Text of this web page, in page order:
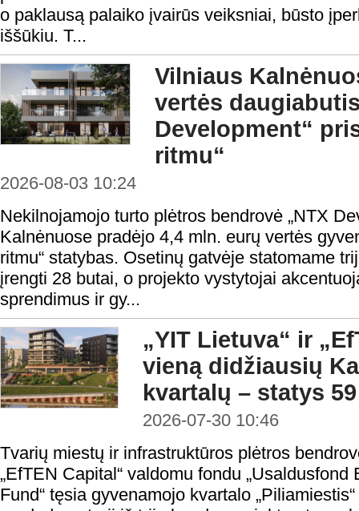
o paklausą palaiko įvairūs veiksniai, būsto
iššūkiu. T...
Vilniaus
vertės
Development“
ritmu“
2026-08-03 10:24
Nekilnojamojo turto plėtros bendrovė „NTX
Kalnėnuose pradėjo 4,4 mln. eurų vertės
ritmu“ statybas. Osetinų gatvėje statomame
įrengti 28 butai, o projekto vystytojai
sprendimus ir gy...
„YIT Lietuva“ ir
vieną didžiausių
kvartalų – statys
2026-07-30 10:46
Tvarių miestų ir infrastruktūros plėtros
„EfTEN Capital“ valdomu fondu
Fund“ tęsia gyvenamojo kvartalo